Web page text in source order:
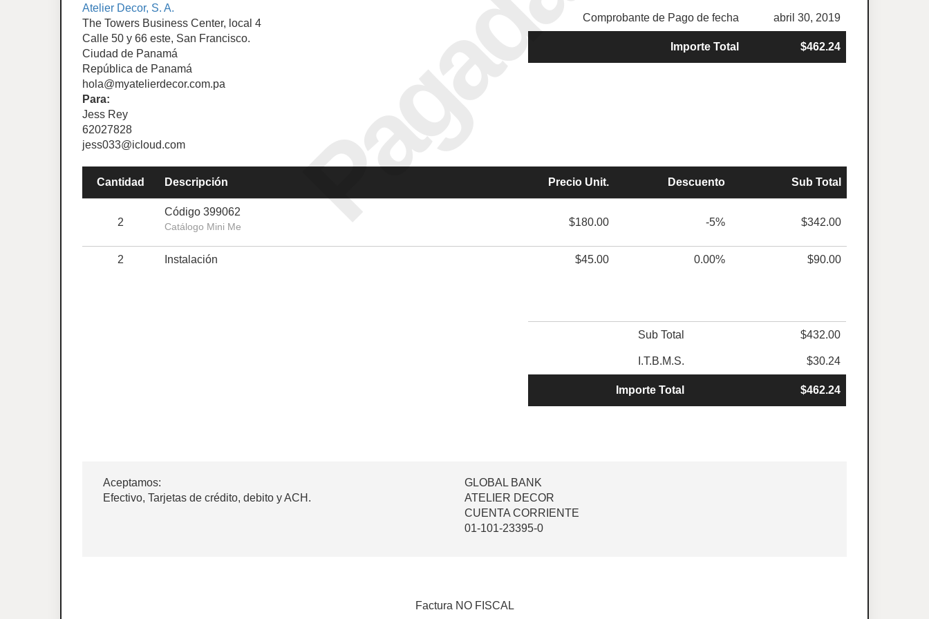
Pagada
Atelier Decor, S. A.
The Towers Business Center, local 4
Calle 50 y 66 este, San Francisco.
Ciudad de Panamá
República de Panamá
hola@myatelierdecor.com.pa
Comprobante de Pago de fecha abril 30, 2019
Importe Total $462.24
Para:
Jess Rey
62027828
jess033@icloud.com
Cantidad Descripción Precio Unit. Descuento Sub Total
2
Código 399062
Catálogo Mini Me $180.00 -5% $342.00
2 Instalación $45.00 0.00% $90.00
Sub Total $432.00
I.T.B.M.S. $30.24
Importe Total $462.24
Aceptamos:
Efectivo, Tarjetas de crédito, debito y ACH.
GLOBAL BANK
ATELIER DECOR
CUENTA CORRIENTE
01-101-23395-0
Factura NO FISCAL